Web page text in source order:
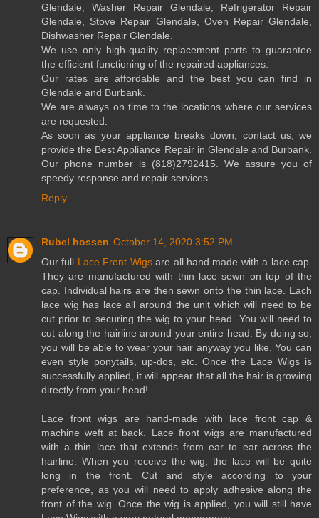
Glendale, Washer Repair Glendale, Refrigerator Repair
Glendale, Stove Repair Glendale, Oven Repair Glendale,
Dishwasher Repair Glendale.
We use only high-quality replacement parts to guarantee
the efficient functioning of the repaired appliances.
Our rates are affordable and the best you can find in
Glendale and Burbank.
We are always on time to the locations where our services
are requested.
As soon as your appliance breaks down, contact us; we
provide the Best Appliance Repair in Glendale and Burbank.
Our phone number is (818)2792415. We assure you of
speedy response and repair services.
Reply
Rubel hossen October 14, 2020 3:52 PM
Our full Lace Front Wigsare all hand made with a lace cap.
They are manufactured with thin lace sewn on top of the
cap. Individual hairs are then sewn onto the thin lace. Each
lace wig has lace all around the unit which will need to be
cut prior to securing the wig to your head. You will need to
cut along the hairline around your entire head. By doing so,
you will be able to wear your hair anyway you like. You can
even style ponytails, up-dos, etc. Once the Lace Wigs is
successfully applied, it will appear that all the hair is growing
directly from your head!
Lace front wigs are hand-made with lace front cap &
machine weft at back. Lace front wigs are manufactured
with a thin lace that extends from ear to ear across the
hairline. When you receive the wig, the lace will be quite
long in the front. Cut and style according to your
preference, as you will need to apply adhesive along the
front of the wig. Once the wig is applied, you will still have